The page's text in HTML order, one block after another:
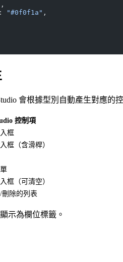
,
"#0f0f1a" ,
會根據型別自動產生對應的
控制項
框
框（含滑桿）
框（可清空）
刪除的列表
示為欄位標籤。